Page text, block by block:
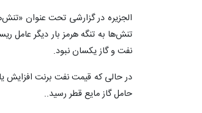
الجزیره در گزارشی تحت عنوان
تنش‌ها به تنگه هرمز بار دیگر عامل
نفت و گاز یکسان نبود.
در حالی که قیمت نفت برنت افزایش
حامل گاز مایع قطر رسید..